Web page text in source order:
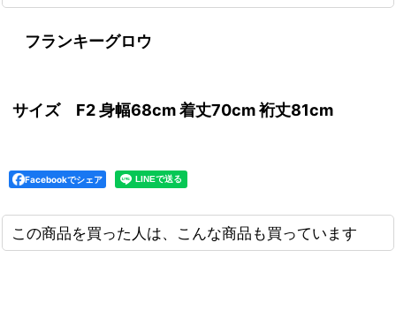
フランキーグロウ
サイズ F2 身幅68cm 着丈70cm 裄丈81cm
Facebookでシェア
この商品を買った人は、こんな商品も買っています